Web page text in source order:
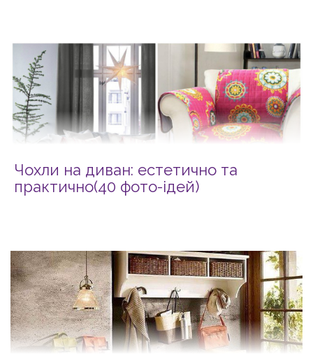
Чохли на диван: естетично та
практично(40 фото-ідей)